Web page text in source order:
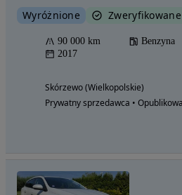
Wyróżnione
90 000 km Benzyna
2017
Skórzewo (Wielkopolskie)
Prywatny sprzedawca •